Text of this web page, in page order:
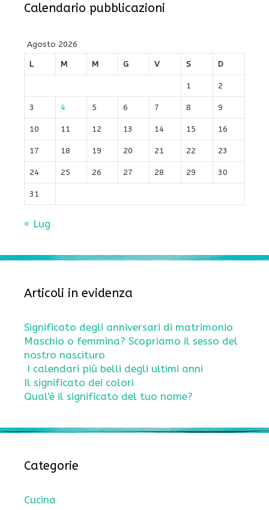
Calendario pubblicazioni
Agosto 2026
L
M M G V S D
1 2
3 4 5 6 7 8 9
10 11 12 13 14 15 16
17 18 19 20 21 22 23
24 25 26 27 28 29 30
31
« Lug
Articoli in evidenza
Significato degli anniversari di matrimonio
Maschio o femmina? Scopriamo il sesso del
nostro nascituro
I calendari più belli degli ultimi anni
Il significato dei colori
Qual'è il significato del tuo nome?
Categorie
Cucina